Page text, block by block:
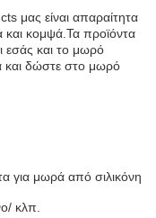
μας είναι απαραίτητα
και κομψά.Τα προϊόντα
εσάς και το μωρό
και δώστε στο μωρό
για μωρά από σιλικόνη
κλπ.